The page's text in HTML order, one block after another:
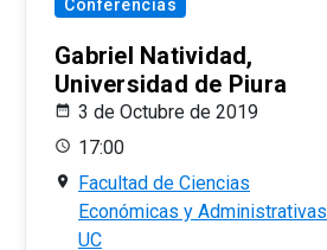
Conferencias
Gabriel Natividad,
Universidad de Piura
3 de Octubre de 2019
17:00
Facultad de Ciencias
Económicas y Administrativas
UC